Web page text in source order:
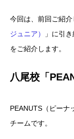
今回は、前回ご紹
ジュニア）
」に引
をご紹介します。
八尾校「
PEANUTS（ピーナ
チームです。